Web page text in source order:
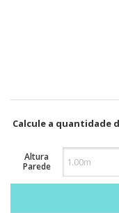
Calcule a quantidade
Altura
Parede